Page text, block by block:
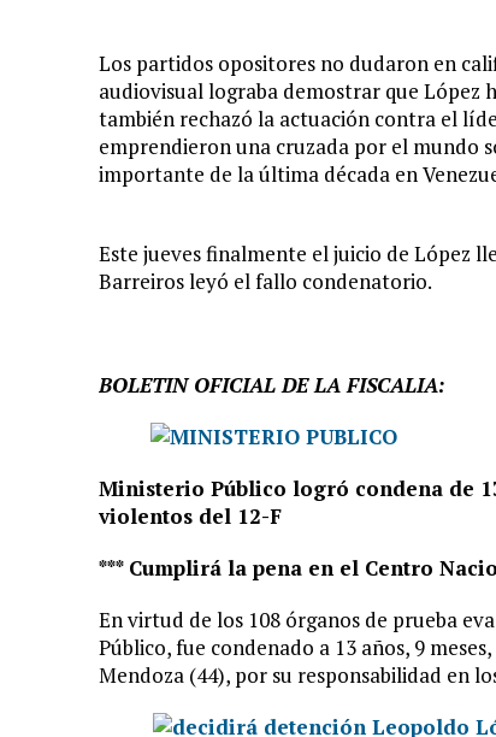
Los partidos opositores no dudaron en
audiovisual lograba demostrar que López
también rechazó la actuación contra el
emprendieron una cruzada por el mundo
importante de la última década en
Este jueves finalmente el juicio de López
Barreiros leyó el fallo condenatorio.
BOLETIN OFICIAL DE LA FISCALIA:
Ministerio Público logró condena de
violentos del 12-F
*** Cumplirá la pena en el Centro
En virtud de los 108 órganos de prueba
Público, fue condenado a 13 años, 9
Mendoza (44), por su responsabilidad en